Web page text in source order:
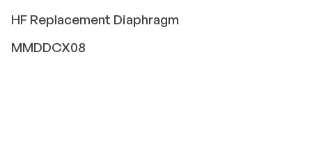
HF Replacement Diaphragm
MMDDCX08